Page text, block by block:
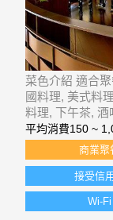
菜色介紹 適合
國料理, 美式料
料理, 下午茶, 酒
平均消費150 ~
商業聚
接受信
Wi-Fi